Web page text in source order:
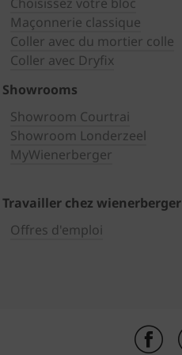
Maçonnerie classique
Coller avec du mortier colle
Coller avec Dryfix
Showrooms
Showroom Courtrai
Showroom Londerzeel
MyWienerberger
Travailler chez wienerberger
Offres d'emploi